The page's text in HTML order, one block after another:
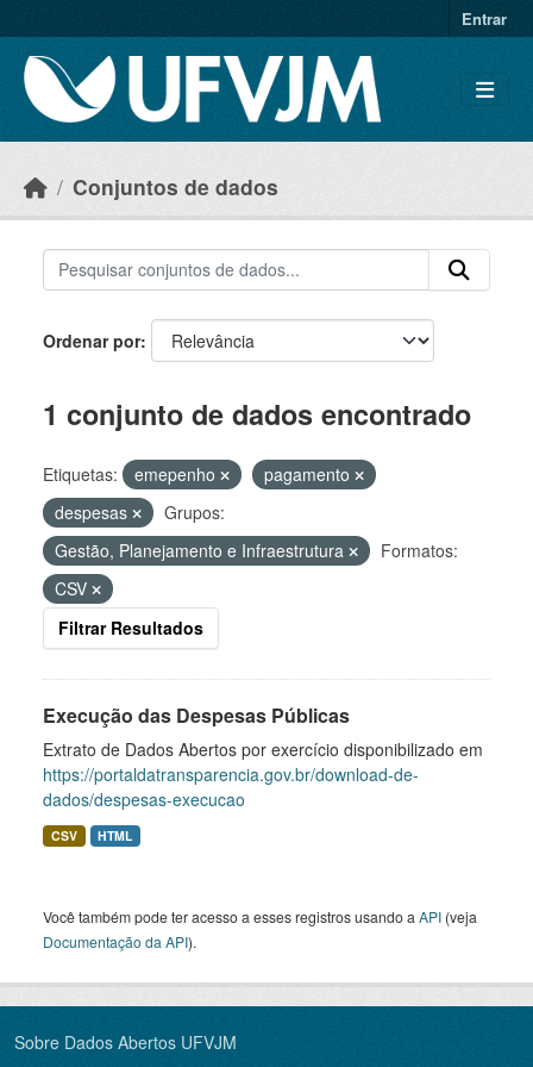
Entrar
Conjuntos de dados
Ordenar por
1 conjunto de dados encontrado
Etiquetas: emepenho
pagamento
despesas
Grupos:
Gestão, Planejamento e Infraestrutura
Formatos:
CSV
Filtrar Resultados
Execução das Despesas Públicas
Extrato de Dados Abertos por exercício disponibilizado em
https://portaldatransparencia.gov.br/download-de-
dados/despesas-execucao
CSV HTML
Você também pode ter acesso a esses registros usando a API (veja
Documentação da API).
Sobre Dados Abertos UFVJM